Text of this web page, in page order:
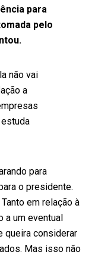
para
pelo
não vai
a
para
o presidente.
em relação à
a um eventual
queira considerar
Mas isso não